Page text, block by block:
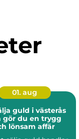
01. aug
guld i västerås
gör du en trygg
lönsam affär